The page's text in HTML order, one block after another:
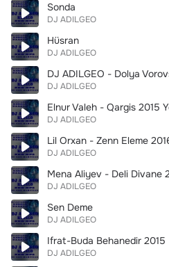
Sonda
DJ ADILGEO
Hüsran
DJ ADILGEO
DJ ADILGEO - Dolya
DJ ADILGEO
Elnur Valeh - Qargis 2015
DJ ADILGEO
Lil Orxan - Zenn Eleme
DJ ADILGEO
Mena Aliyev - Deli Divane
DJ ADILGEO
Sen Deme
DJ ADILGEO
Ifrat-Buda Behanedir 2015
DJ ADILGEO